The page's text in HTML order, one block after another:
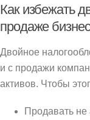
Как избежать
продаже
Двойное
и с продажи
активов. Чтобы
Продавать не